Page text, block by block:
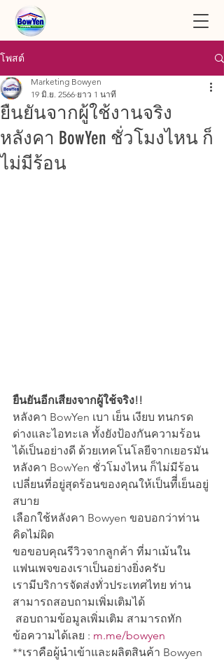
โพสต์
ยืนยันจากผู้ใช้งานจริง
หลังคา BowYen ชั่วโมงไหน ก็
ไม่มีร้อน
Marketing Bowyen
19 มิ.ย. 2566 ยาว 1 นาที
ยืนยันอีกเสียงจากผู้ใช้จริง!!
หลังคา BowYen เบา เย็น เงียบ ทนกรด
ด่างและไอทะเล ทั้งยังป้องกันความร้อน
ได้เป็นอย่างดี ด้วยเทคโนโลยีจากเยอรมัน
หลังคา BowYen ชั่วโมงไหน ก็ไม่มีร้อน
เปลี่ยนที่อยู่สุดร้อนของคุณให้เป็นทีี่เย็นอยู่
สบาย
เลือกใช้หลังคา Bowyen ขอบอกว่าท่าน
คิดไม่ผิด
ขอขอบคุณรีวิวจากลูกค้า ที่มาเม้นใน
แฟนเพจของเราเป็นอย่างยิ่งครับ
เรามีบริการจัดส่งทั่วประเทศไทย ท่าน
สามารถสอบถามเพิ่มเติมได้
ข้อความได้เลย : m.me/bowyen
**เราคือผู้นำเข้าและผลิตสินค้า Bowyen